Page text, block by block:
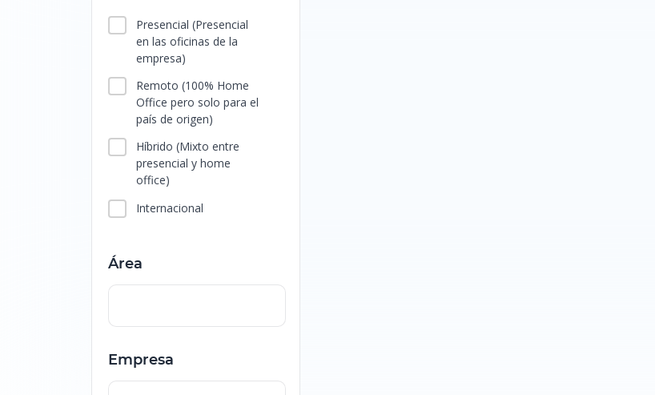
Presencial (Presencial
en las oficinas de la
empresa)
Remoto (100% Home
Office pero solo para el
país de origen)
Híbrido (Mixto entre
presencial y home
office)
Internacional
Área
Empresa